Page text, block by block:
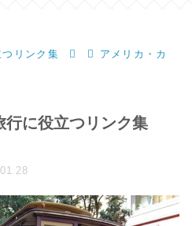
リンク集
アメリカ・カ
行に役立つリンク集